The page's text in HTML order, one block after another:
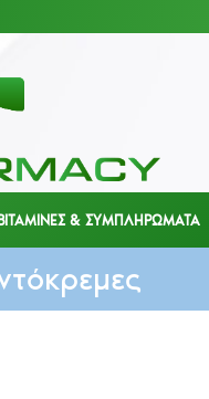
& ΣΥΜΠΛΗΡΩΜΑΤΑ